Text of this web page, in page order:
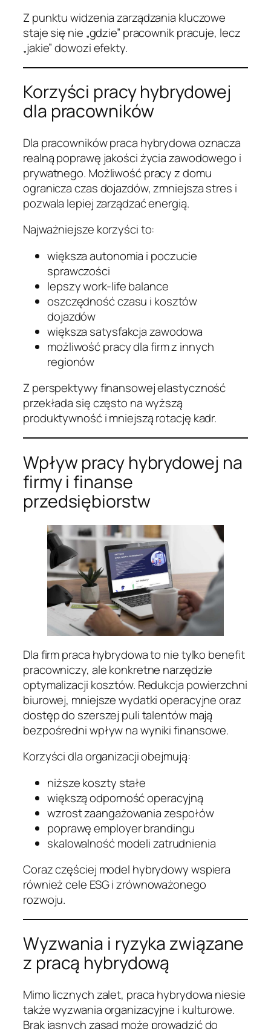
Z punktu widzenia zarządzania kluczowe
staje się nie „gdzie” pracownik pracuje, lecz
„jakie” dowozi efekty.
Korzyści pracy hybrydowej
dla pracowników
Dla pracowników praca hybrydowa oznacza
realną poprawę jakości życia zawodowego i
prywatnego. Możliwość pracy z domu
ogranicza czas dojazdów, zmniejsza stres i
pozwala lepiej zarządzać energią.
Najważniejsze korzyści to:
większa autonomia i poczucie
sprawczości
lepszy work-life balance
oszczędność czasu i kosztów
dojazdów
większa satysfakcja zawodowa
możliwość pracy dla firm z innych
regionów
Z perspektywy finansowej elastyczność
przekłada się często na wyższą
produktywność i mniejszą rotację kadr.
Wpływ pracy hybrydowej na
firmy i finanse
przedsiębiorstw
Dla firm praca hybrydowa to nie tylko benefit
pracowniczy, ale konkretne narzędzie
optymalizacji kosztów. Redukcja powierzchni
biurowej, mniejsze wydatki operacyjne oraz
dostęp do szerszej puli talentów mają
bezpośredni wpływ na wyniki finansowe.
Korzyści dla organizacji obejmują:
niższe koszty stałe
większą odporność operacyjną
wzrost zaangażowania zespołów
poprawę employer brandingu
skalowalność modeli zatrudnienia
Coraz częściej model hybrydowy wspiera
również cele ESG i zrównoważonego
rozwoju.
Wyzwania i ryzyka związane
z pracą hybrydową
Mimo licznych zalet, praca hybrydowa niesie
także wyzwania organizacyjne i kulturowe.
Brak jasnych zasad może prowadzić do